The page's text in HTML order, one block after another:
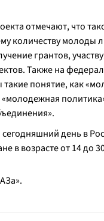
отмечают, что
количеству молоды
грантов,
Также на
такие понятие, как
«молодежная
день в
в возрасте от 14 до